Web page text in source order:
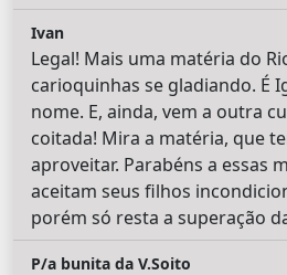
Ivan
Legal! Mais uma matéria do
carioquinhas se gladiando. É
nome. E, ainda, vem a outra
coitada! Mira a matéria, que
aproveitar. Parabéns a essas
aceitam seus filhos
porém só resta a superação
P/a bunita da V.Soito